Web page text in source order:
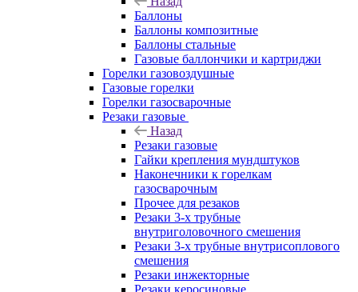
Баллоны
Баллоны композитные
Баллоны стальные
Газовые баллончики и картриджи
Горелки газовоздушные
Газовые горелки
Горелки газосварочные
Резаки газовые
Назад
Резаки газовые
Гайки крепления мундштуков
Наконечники к горелкам
газосварочным
Прочее для резаков
Резаки 3-х трубные
внутриголовочного смешения
Резаки 3-х трубные внутрисоплового
смешения
Резаки инжекторные
Резаки керосиновые